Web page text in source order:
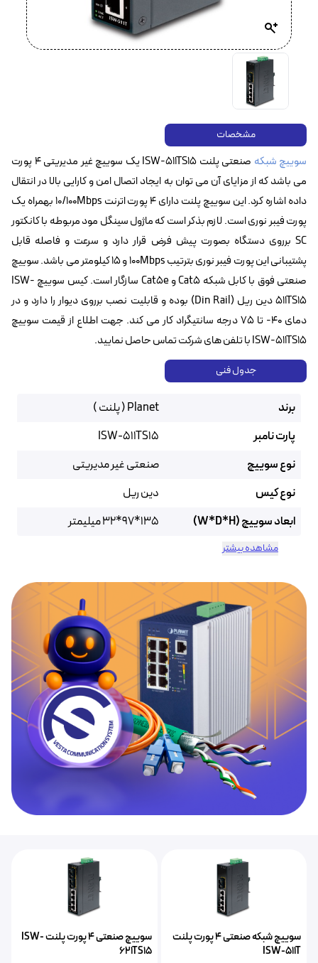
مشخصات
سوییچ شبکه
صنعتی پلنت ISW-511TS15 یک سوییچ غیر مدیریتی ۴ پورت
می باشد که از مزایای آن می توان به ایجاد اتصال امن و کارایی بالا در انتقال
داده اشاره کرد. این سوییچ پلنت دارای ۴ پورت اترنت 10/100Mbps بهمراه یک
پورت فیبر نوری است. لازم بذکر است که ماژول سینگل مود مربوطه با کانکتور
SC برروی دستگاه بصورت پیش فرض قرار دارد و سرعت و فاصله قابل
پشتیبانی این پورت فیبر نوری بترتیب 100Mbps و ۱۵ کیلومتر می باشد. سوییچ
صنعتی فوق با کابل شبکه Cat5 و Cat5e سازگار است. کیس سوییچ ISW-
511TS15 دین ریل (Din Rail) بوده و قابلیت نصب برروی دیوار را دارد و در
دمای ۴۰- تا ۷۵ درجه سانتیگراد کار می کند. جهت اطلاع از قیمت سوییچ
ISW-511TS15 با تلفن های شرکت تماس حاصل نمایید.
جدول فنی
برند
Planet ( پلنت )
پارت نامبر
ISW-511TS15
نوع سوییچ
صنعتی غیر مدیریتی
نوع کیس
دین ریل
ابعاد سوییچ (W*D*H)
135*97*32 میلیمتر
مشاهده بیشتر
سوییچ شبکه صنعتی ۴ پورت پلنت
ISW-511T
سوییچ صنعتی ۴ پورت پلنت ISW-
621TS15